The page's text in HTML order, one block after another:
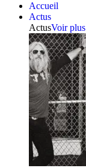
Accueil
Actus
ActusVoir plus